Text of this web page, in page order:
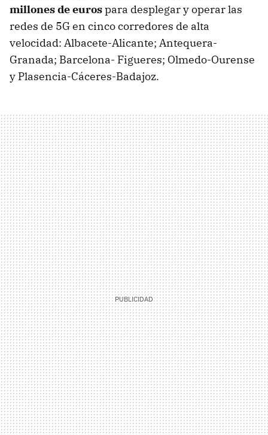
millones de eurospara desplegar y operar las
redes de 5G en cinco corredores de alta
velocidad: Albacete-Alicante; Antequera-
Granada; Barcelona- Figueres; Olmedo-Ourense
y Plasencia-Cáceres-Badajoz.